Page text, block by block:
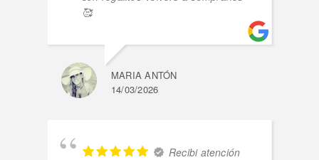
🥰
MARIA ANTÓN
14/03/2026
Recibi atención